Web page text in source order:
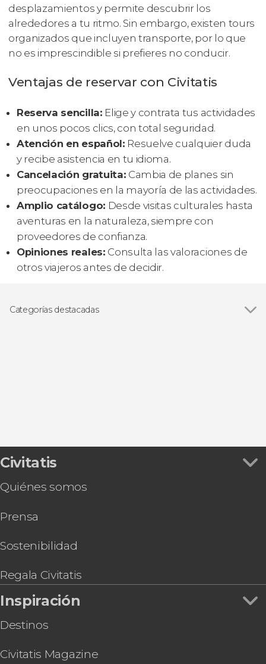
desplazamientos y permite descubrir los
alrededores a tu ritmo. Sin embargo, existen tours
organizados que incluyen transporte, por lo que
no es imprescindible si prefieres no conducir.
Ventajas de reservar con Civitatis
Reserva sencilla: Elige y contrata tus actividades
en unos pocos clics, con total seguridad.
Atención en español: Resuelve cualquier duda
y recibe asistencia en tu idioma.
Cancelación gratuita: Cambia de planes sin
preocupaciones en la mayoría de las actividades.
Amplio catálogo: Desde visitas culturales hasta
aventuras en la naturaleza, siempre con
proveedores de confianza.
Opiniones reales: Consulta las valoraciones de
otros viajeros antes de decidir.
Categorías destacadas
Civitatis
Quiénes somos
Prensa
Sostenibilidad
Regala Civitatis
Inspiración
Destinos
Civitatis Magazine